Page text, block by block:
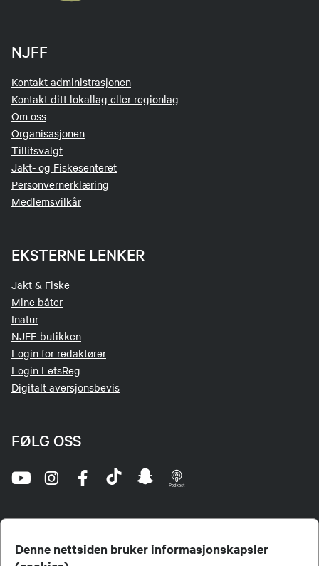
Denne nettsiden bruker informasjonskapsler
NJFF
Kontakt administrasjonen
Kontakt ditt lokallag eller regionlag
Om oss
Organisasjonen
Tillitsvalgt
Jakt- og Fiskesenteret
Personvernerklæring
Medlemsvilkår
EKSTERNE LENKER
Jakt & Fiske
Mine båter
Inatur
NJFF-butikken
Login for redaktører
Login LetsReg
Digitalt aversjonsbevis
FØLG OSS